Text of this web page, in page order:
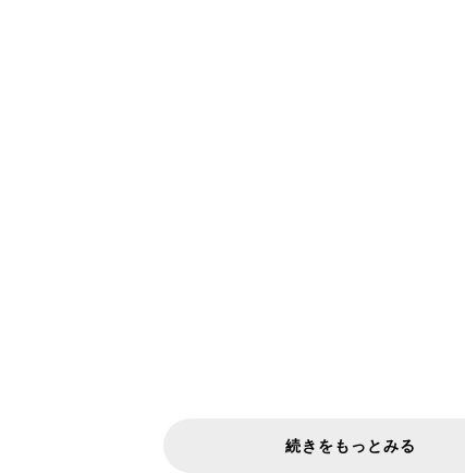
続きをもっとみる